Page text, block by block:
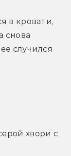
в кровати,
снова
случился
хвори с